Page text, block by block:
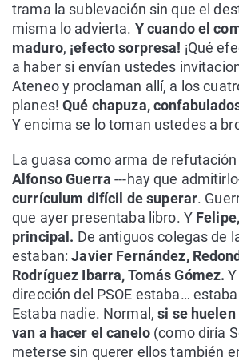
trama la sublevación sin que el
misma lo advierta. Y cuando el
maduro, ¡efecto sorpresa! ¡Qué
a haber si envían ustedes
Ateneo y proclaman allí, a los
planes!Qué chapuza,
Y encima se lo toman ustedes a
La guasa como arma de
Alfonso Guerra ---hay que
currículum difícil de superar.
que ayer presentaba libro. Y
principal. De antiguos colegas de
estaban: Javier Fernández,
Rodríguez Ibarra, Tomás Gómez.
dirección del PSOE estaba…
Estaba nadie. Normal,si se
van a hacer el canelo(como diría
meterse sin querer ellos también